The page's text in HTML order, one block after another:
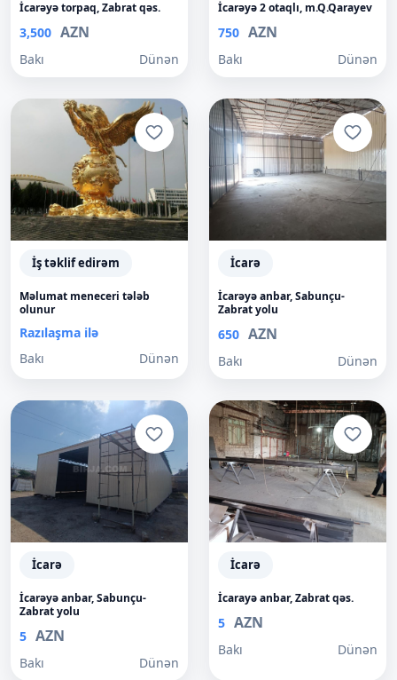
İcarəyə torpaq, Zabrat qəs.
3,500 AZN
Bakı Dünən
İcarəyə 2 otaqlı, m.Q.Qarayev
750 AZN
Bakı Dünən
İş təklif edirəm
Məlumat meneceri tələb
olunur
Razılaşma ilə
Bakı
Dünən
İcarə
İcarəyə anbar, Sabunçu-
Zabrat yolu
650 AZN
Bakı Dünən
İcarə
İcarəyə anbar, Sabunçu-
Zabrat yolu
5 AZN
Bakı Dünən
İcarə
İcarayə anbar, Zabrat qəs.
5 AZN
Bakı Dünən